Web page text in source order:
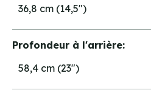
36,8 cm (14,5")
Profondeur à l'arrière:
58,4 cm (23")